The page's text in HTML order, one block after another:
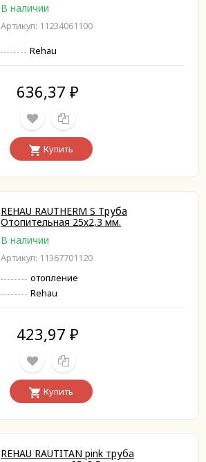
В наличии
Артикул: 11234061100
Rehau
636,37 ₽
Купить
REHAU RAUTHERM S Труба
Отопительная 25х2,3 мм.
В наличии
Артикул: 11367701120
отопление
Rehau
423,97 ₽
Купить
REHAU RAUTITAN pink труба